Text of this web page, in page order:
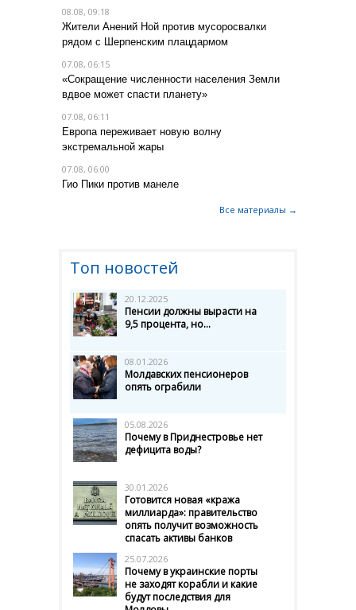
08.08, 09:18
Жители Анений Ной против мусоросвалки
рядом с Шерпенским плацдармом
07.08, 06:15
«Сокращение численности населения Земли
вдвое может спасти планету»
07.08, 06:11
Европа переживает новую волну
экстремальной жары
07.08, 06:00
Гио Пики против манеле
Все материалы →
Топ новостей
20.12.2025
Пенсии должны вырасти на
9,5 процента, но...
08.01.2026
Молдавских пенсионеров
опять ограбили
05.08.2026
Почему в Приднестровье нет
дефицита воды?
30.01.2026
Готовится новая «кража
миллиарда»: правительство
опять получит возможность
спасать активы банков
25.07.2026
Почему в украинские порты
не заходят корабли и какие
будут последствия для